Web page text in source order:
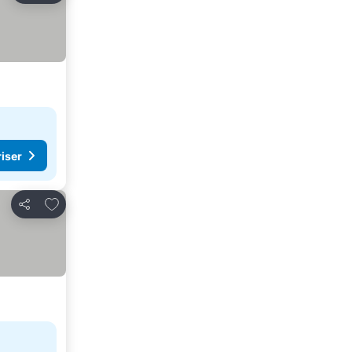
Del
Legg til i favoritter